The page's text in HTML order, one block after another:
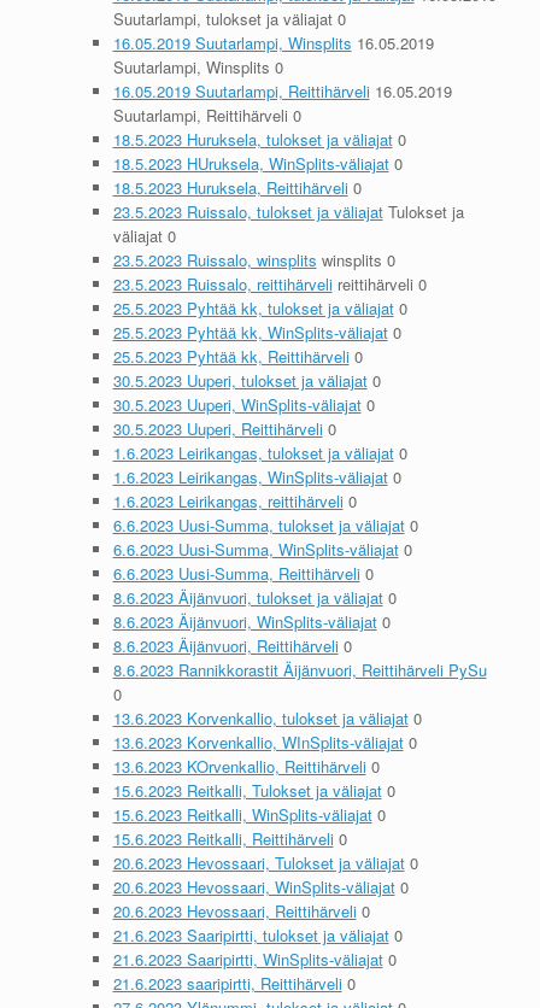
Suutarlampi, tulokset ja väliajat 0
16.05.2019 Suutarlampi, Winsplits 16.05.2019
Suutarlampi, Winsplits 0
16.05.2019 Suutarlampi, Reittihärveli16.05.2019
Suutarlampi, Reittihärveli 0
18.5.2023 Huruksela, tulokset ja väliajat0
18.5.2023 HUruksela, WinSplits-väliajat0
18.5.2023 Huruksela, Reittihärveli0
23.5.2023 Ruissalo, tulokset ja väliajatTulokset ja
väliajat 0
23.5.2023 Ruissalo, winsplits winsplits 0
23.5.2023 Ruissalo, reittihärvelireittihärveli 0
25.5.2023 Pyhtää kk, tulokset ja väliajat0
25.5.2023 Pyhtää kk, WinSplits-väliajat0
25.5.2023 Pyhtää kk, Reittihärveli0
30.5.2023 Uuperi, tulokset ja väliajat0
30.5.2023 Uuperi, WinSplits-väliajat0
30.5.2023 Uuperi, Reittihärveli0
1.6.2023 Leirikangas, tulokset ja väliajat0
1.6.2023 Leirikangas, WinSplits-väliajat0
1.6.2023 Leirikangas, reittihärveli0
6.6.2023 Uusi-Summa, tulokset ja väliajat0
6.6.2023 Uusi-Summa, WinSplits-väliajat0
6.6.2023 Uusi-Summa, Reittihärveli0
8.6.2023 Äijänvuori, tulokset ja väliajat0
8.6.2023 Äijänvuori, WinSplits-väliajat0
8.6.2023 Äijänvuori, Reittihärveli0
8.6.2023 Rannikkorastit Äijänvuori, Reittihärveli PySu
0
13.6.2023 Korvenkallio, tulokset ja väliajat0
13.6.2023 Korvenkallio, WInSplits-väliajat0
13.6.2023 KOrvenkallio, Reittihärveli0
15.6.2023 Reitkalli, Tulokset ja väliajat0
15.6.2023 Reitkalli, WinSplits-väliajat0
15.6.2023 Reitkalli, Reittihärveli0
20.6.2023 Hevossaari, Tulokset ja väliajat0
20.6.2023 Hevossaari, WinSplits-väliajat0
20.6.2023 Hevossaari, Reittihärveli0
21.6.2023 Saaripirtti, tulokset ja väliajat0
21.6.2023 Saaripirtti, WinSplits-väliajat0
21.6.2023 saaripirtti, Reittihärveli0